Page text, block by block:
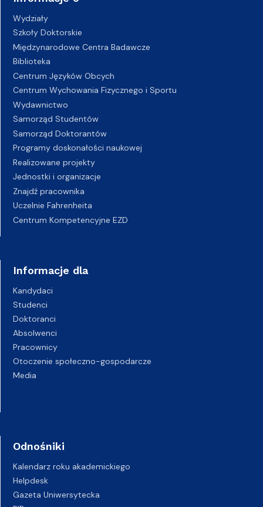
Wydziały
Szkoły Doktorskie
Międzynarodowe Centra Badawcze
Biblioteka
Centrum Języków Obcych
Centrum Wychowania Fizycznego i Sportu
Wydawnictwo
Samorząd Studentów
Samorząd Doktorantów
Programy doskonałości naukowej
Realizowane projekty
Jednostki i organizacje
Znajdź pracownika
Uczelnie Fahrenheita
Centrum Kompetencyjne EZD
Informacje dla
Kandydaci
Studenci
Doktoranci
Absolwenci
Pracownicy
Otoczenie społeczno-gospodarcze
Media
Odnośniki
Kalendarz roku akademickiego
Helpdesk
Gazeta Uniwersytecka